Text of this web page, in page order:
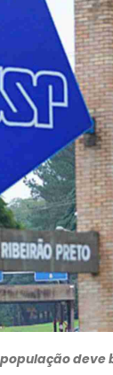
deve